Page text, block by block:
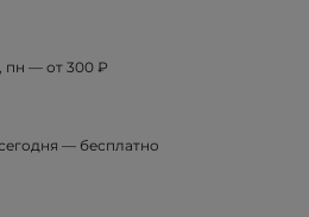
пн — от 300 ₽
— бесплатно